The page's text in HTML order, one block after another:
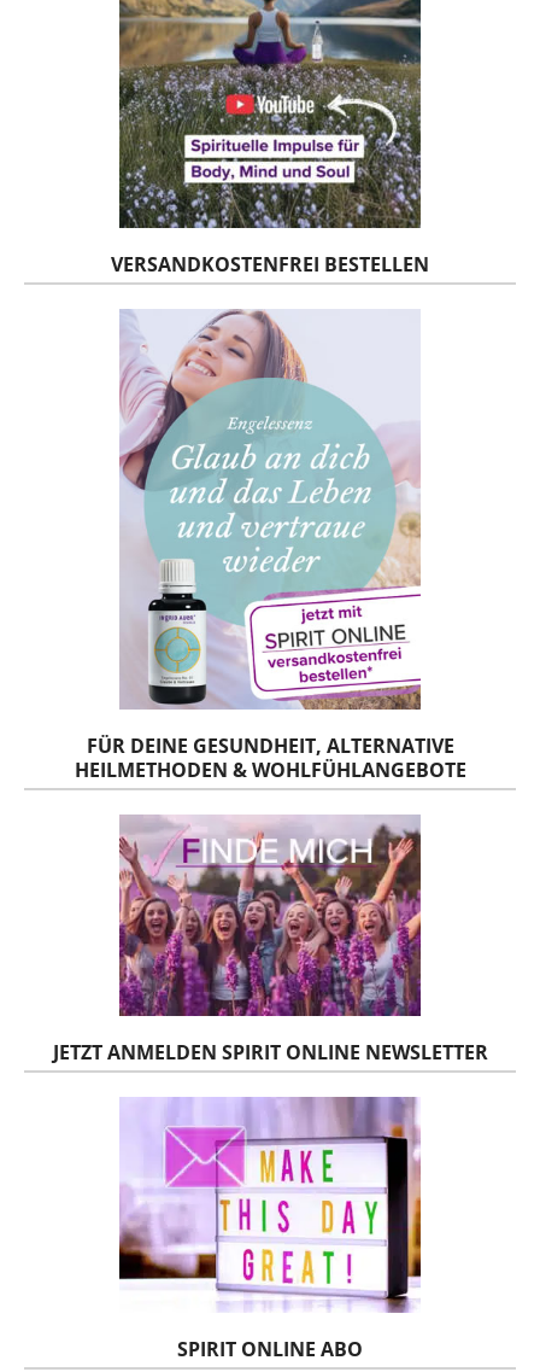
VERSANDKOSTENFREI BESTELLEN
FÜR DEINE GESUNDHEIT, ALTERNATIVE
HEILMETHODEN & WOHLFÜHLANGEBOTE
JETZT ANMELDEN SPIRIT ONLINE NEWSLETTER
SPIRIT ONLINE ABO